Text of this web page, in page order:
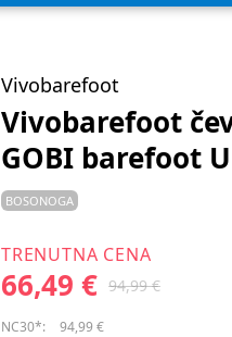
Vivobarefoot
Vivobarefoot
GOBI barefoot
BOSONOGA
TRENUTNA CENA
66,49 € 94,99 €
NC30*: 94,99 €